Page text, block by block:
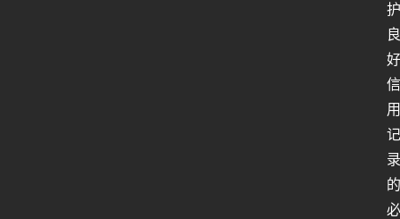
护
良
好
信
用
记
录
的
必